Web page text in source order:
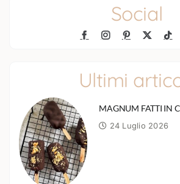
Social
Ultimi
MAGNUM FATTI IN
24 Luglio 2026